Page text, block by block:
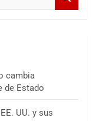
cambia
de Estado
UU. y sus